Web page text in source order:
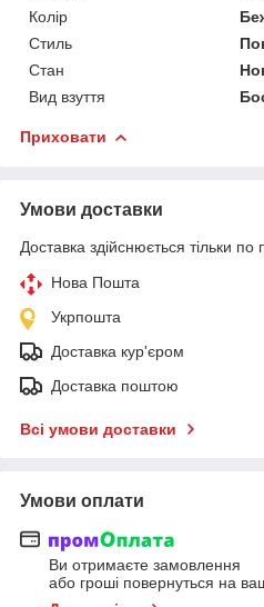
Колір
Стиль
Стан
Вид взуття
Приховати
Умови доставки
Доставка здійснюється тільки по
Нова Пошта
Укрпошта
Доставка кур'єром
Доставка поштою
Всі умови доставки
Умови оплати
Ви отримаєте замовлення
або гроші повернуться на